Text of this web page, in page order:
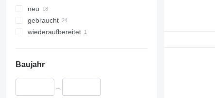
neu
gebraucht
wiederaufbereitet
Baujahr
–